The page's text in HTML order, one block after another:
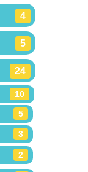
4
5
24
10
5
3
2